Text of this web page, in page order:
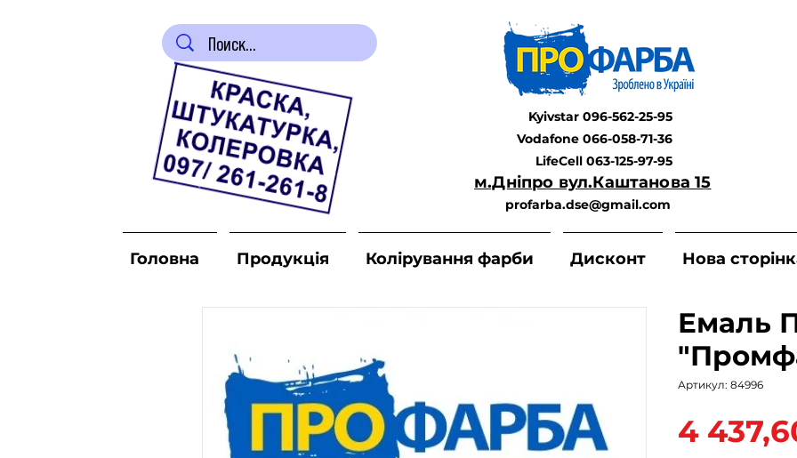
Kyivstar 096-562-25-95
Vodafone 066-058-71-36
LifeCell 063-125-97-95
м.Дніпро вул.Каштанова 15
profarba.dse@gmail.com
Головна Продукція Колірування фарби Дисконт Нова
Емаль
Артикул: 84996
4